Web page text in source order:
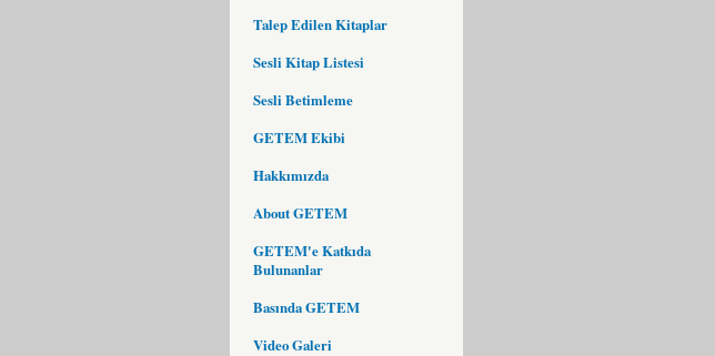
Talep Edilen Kitaplar
Sesli Kitap Listesi
Sesli Betimleme
GETEM Ekibi
Hakkımızda
About GETEM
GETEM'e Katkıda
Bulunanlar
Basında GETEM
Video Galeri